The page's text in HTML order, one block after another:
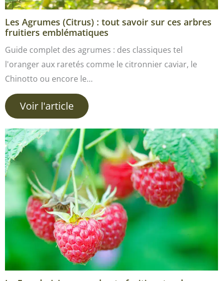
Les Agrumes (Citrus) : tout savoir sur ces arbres
fruitiers emblématiques
Guide complet des agrumes : des classiques tel
l'oranger aux raretés comme le citronnier caviar, le
Chinotto ou encore le…
Voir l'article